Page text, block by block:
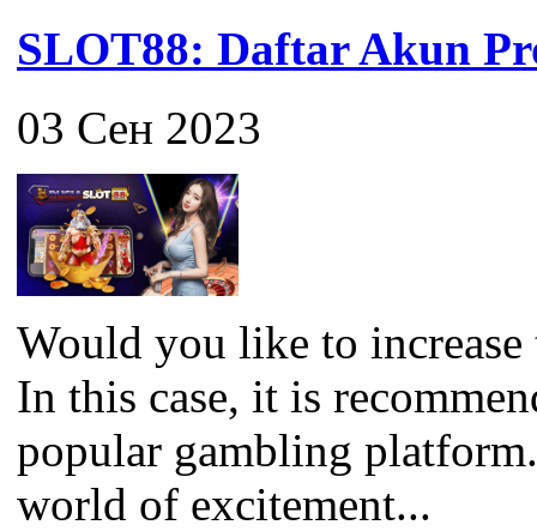
SLOT88: Daftar Akun
03 Сен 2023
Would you like to
In this case, it is
popular gambling
world of excitement...